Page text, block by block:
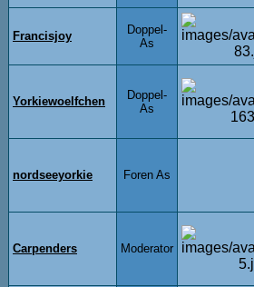
Francisjoy
Doppel-
As
Yorkiewoelfchen
Doppel-
As
nordseeyorkie Foren As
Carpenders Moderator